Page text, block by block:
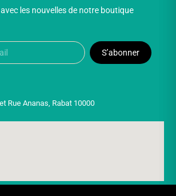
les nouvelles de notre boutique
S’abonner
Rue Ananas, Rabat 10000